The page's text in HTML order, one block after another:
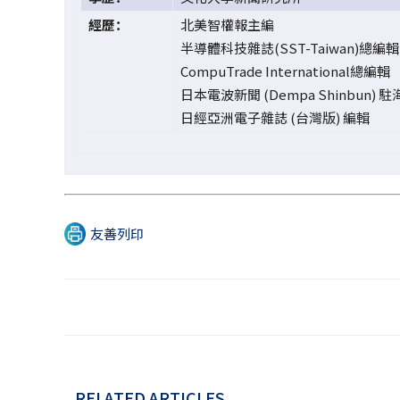
經歷：
北美智權報主編
半導體科技雜誌(SST-Taiwan)總編輯
CompuTrade International總編輯
日本電波新聞 (Dempa Shinbun) 駐
日經亞洲電子雜誌 (台灣版) 編輯
友善列印